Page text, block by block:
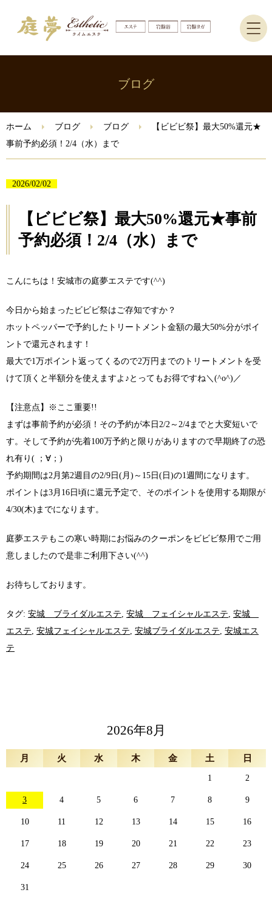
岩盤ヨガ・岩盤浴
ご予約はこちら
ブログ
ホーム ブログ ブログ
【ビビビ祭】最大50%還元★
事前予約必須！2/4（水）まで
2026/02/02
【ビビビ祭】最大50%還元★事前
予約必須！2/4（水）まで
こんにちは！安城市の庭夢エステです(^^)
今日から始まったビビビ祭はご存知ですか？
ホットペッパーで予約したトリートメント金額の最大50%分がポイ
ントで還元されます！
最大で1万ポイント返ってくるので2万円までのトリートメントを受
けて頂くと半額分を使えますよ♪とってもお得ですね＼(^o^)／
【注意点】※ここ重要!!
まずは事前予約が必須！その予約が本日2/2～2/4までと大変短いで
す。そして予約が先着100万予約と限りがありますので早期終了の恐
れ有り( ；∀；)
予約期間は2月第2週目の2/9日(月)～15日(日)の1週間になります。
ポイントは3月16日頃に還元予定で、そのポイントを使用する期限が
4/30(木)までになります。
庭夢エステもこの寒い時期にお悩みのクーポンをビビビ祭用でご用
意しましたので是非ご利用下さい(^^)
お待ちしております。
タグ: 安城 ブライダルエステ 安城 フェイシャルエステ 安城
エステ 安城フェイシャルエステ 安城ブライダルエステ 安城エス
テ
2026年8月
月 火 水 木 金 土 日
1 2
3 4 5 6 7 8 9
10 11 12 13 14 15 16
17 18 19 20 21 22 23
24 25 26 27 28 29 30
31